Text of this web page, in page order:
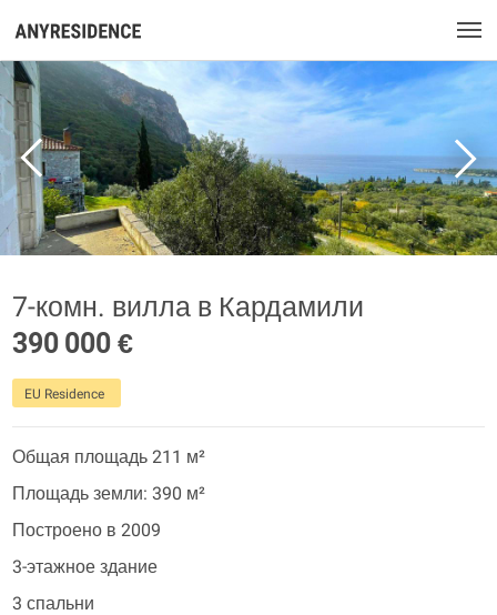
7-комн. вилла в Кардамили
390 000 €
EU Residence
Общая площадь 211 м²
Площадь земли: 390 м²
Построено в 2009
3-этажное здание
3 спальни